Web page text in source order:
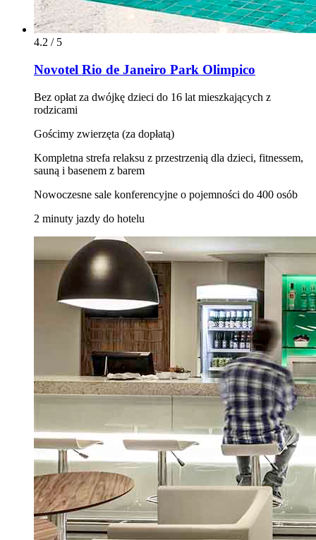
4.2 / 5
Novotel Rio de Janeiro Park Olimpico
Bez opłat za dwójkę dzieci do 16 lat mieszkających z
rodzicami
Gościmy zwierzęta (za dopłatą)
Kompletna strefa relaksu z przestrzenią dla dzieci, fitnessem,
sauną i basenem z barem
Nowoczesne sale konferencyjne o pojemności do 400 osób
2 minuty jazdy do hotelu